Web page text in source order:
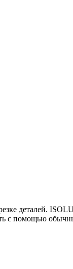
деталей.
с помощью